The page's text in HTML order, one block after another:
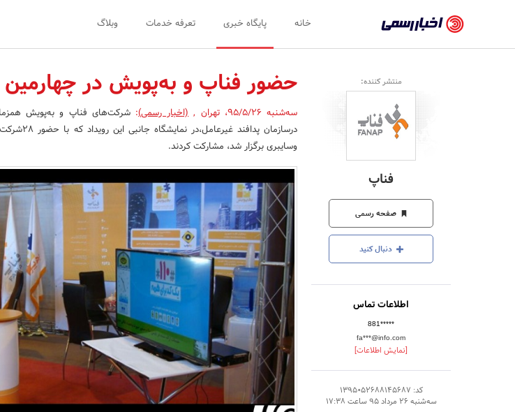
رسمی
-
اخبار
تایید
شده
شرکت‌ها،
سازمان‌ها
و
روابط
عمومی‌ها
خانه پایگاه خبری تعرفه خدمات وبلاگ
منتشر کننده:
فناپ
صفحه رسمی
دنبال کنید
اطلاعات تماس
881*****
fa***@info.com
[نمایش اطلاعات]
کد: 1395052688145687
سه‌شنبه 26 مرداد 95 ساعت 17:38
حضور فناپ و به‌پویش در
سه‌شنبه 95/5/26 ،تهران ,(اخبار رسمی):شرکت‌های فناپ و به‌پویش
درسازمان
وسایبری برگزار شد، مشارکت کردند.